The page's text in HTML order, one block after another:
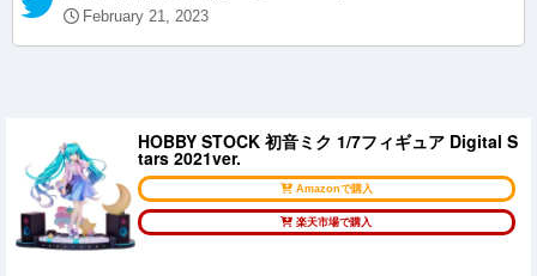
February 21, 2023
HOBBY STOCK 初音ミク 1/7フィギュア Digital S
tars 2021ver.
Amazonで購入
楽天市場で購入